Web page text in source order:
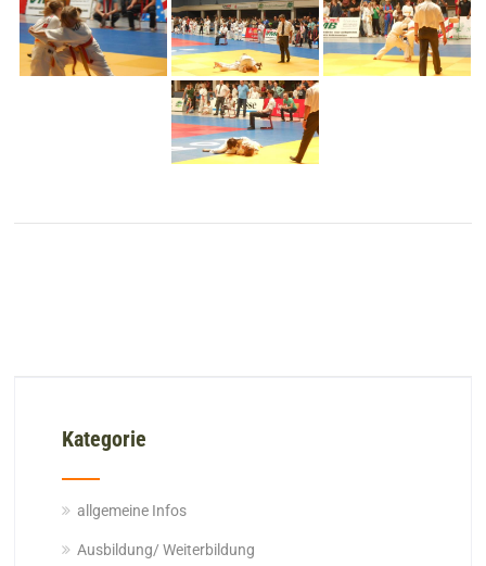
Kategorie
allgemeine Infos
Ausbildung/ Weiterbildung